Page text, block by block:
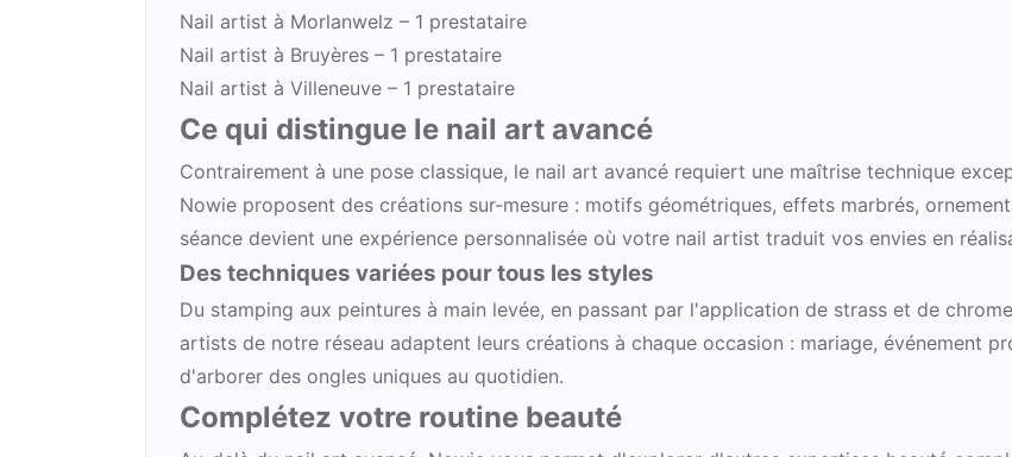
Nail artist à Morlanwelz – 1 prestataire
Nail artist à Bruyères – 1 prestataire
Nail artist à Villeneuve – 1 prestataire
Ce qui distingue le nail art avancé
Contrairement à une pose classique, le nail art avancé requiert une maîtrise technique
Nowie proposent des créations sur-mesure : motifs géométriques, effets marbrés,
séance devient une expérience personnalisée où votre nail artist traduit vos envies en
Des techniques variées pour tous les styles
Du stamping aux peintures à main levée, en passant par l'application de strass et de
artists de notre réseau adaptent leurs créations à chaque occasion : mariage, événement
d'arborer des ongles uniques au quotidien.
Complétez votre routine beauté